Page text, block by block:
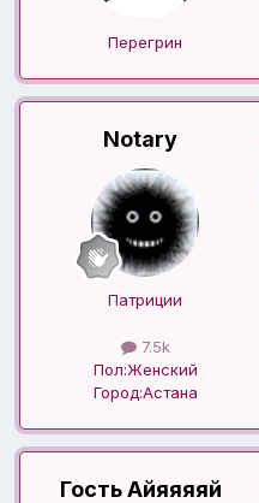
Перегрин
Notary
Патриции
7.5k
Пол:Женский
Город:Астана
Гость Айяяяяй